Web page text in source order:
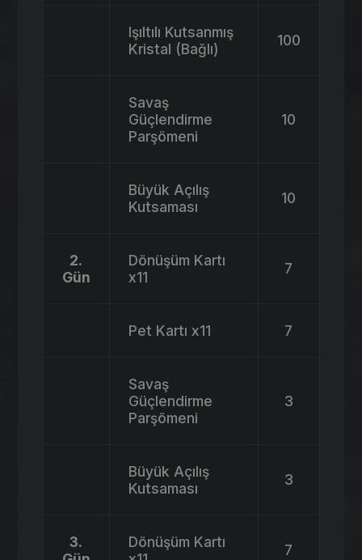
Işıltılı Kutsanmış
Kristal (Bağlı)
100
Savaş
Güçlendirme
Parşömeni
10
Büyük Açılış
Kutsaması
10
2.
Gün
Dönüşüm Kartı
x11
7
Pet Kartı x11 7
Savaş
Güçlendirme
Parşömeni
3
Büyük Açılış
Kutsaması
3
3.
Dönüşüm Kartı
7